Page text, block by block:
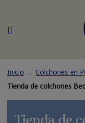
Inicio
Colchones en
Tienda de colchones